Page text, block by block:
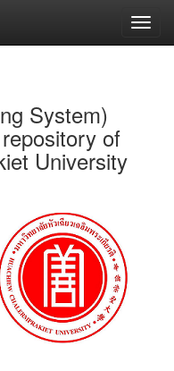
System)
of
University